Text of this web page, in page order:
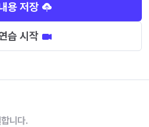
용 저장
습 시작
니다.